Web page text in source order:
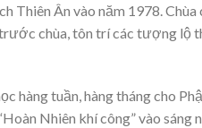
Thiên Ân vào năm 1978.
chùa, tôn trí các tượng lộ
hàng tuần, hàng tháng cho
Nhiên khí công” vào